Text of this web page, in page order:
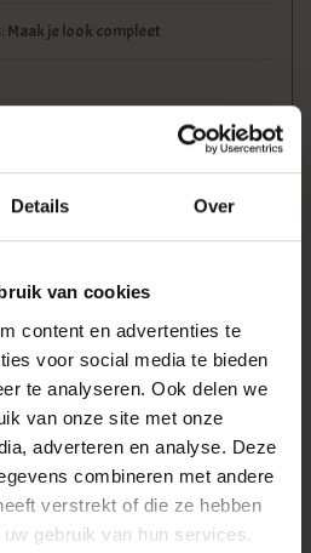
Details Over
van cookies
content en advertenties te
voor social media te bieden
te analyseren. Ook delen we
van onze site met onze
adverteren en analyse. Deze
combineren met andere
verstrekt of die ze hebben
gebruik van hun services.
Maak je look compleet